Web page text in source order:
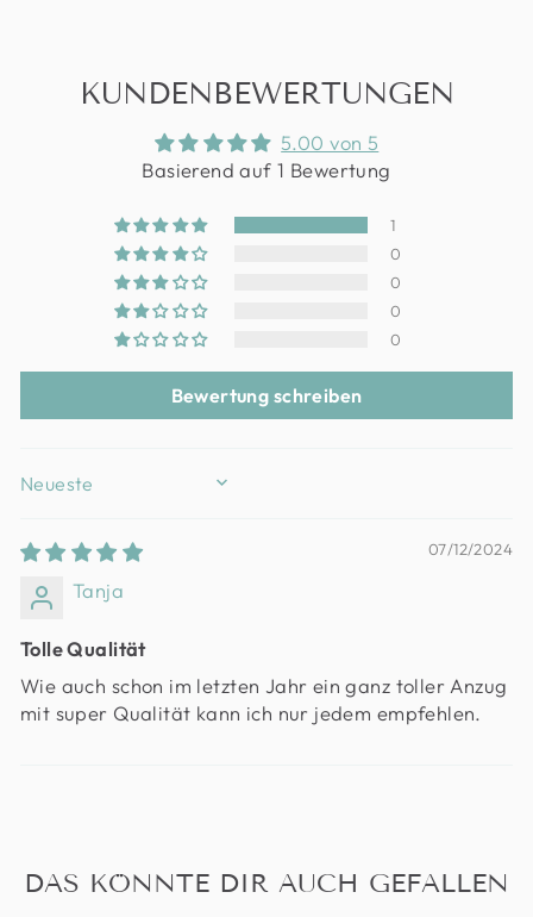
KUNDENBEWERTUNGEN
5.00 von 5
Basierend auf 1 Bewertung
1
0
0
0
0
Bewertung schreiben
SORT BY
07/12/2024
Tanja
Tolle Qualität
Wie auch schon im letzten Jahr ein ganz toller Anzug
mit super Qualität kann ich nur jedem empfehlen.
DAS KÖNNTE DIR AUCH GEFALLEN